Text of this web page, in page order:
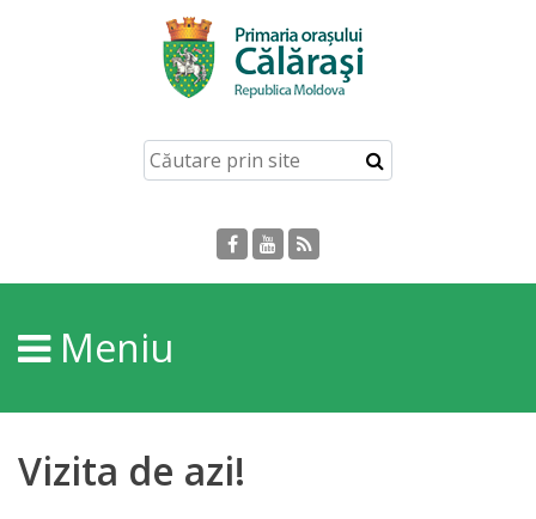
Despre
Orașului
Personalități
Regulamente
Meniu
Vizita de azi!